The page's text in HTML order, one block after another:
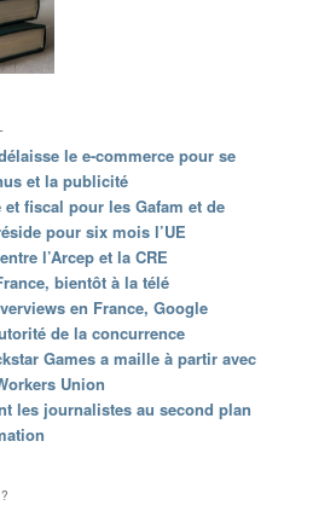
le e-commerce pour se
et la publicité
fiscal pour les Gafam et de
pour six mois l’UE
l’Arcep et la CRE
bientôt à la télé
en France, Google
de la concurrence
Games a maille à partir avec
Union
les journalistes au second plan